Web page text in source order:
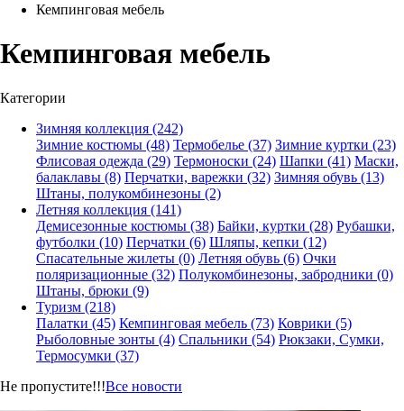
Кемпинговая мебель
Кемпинговая мебель
Категории
Зимняя коллекция (242)
Зимние костюмы (48) Термобелье (37) Зимние куртки (23)
Флисовая одежда (29) Термоноски (24) Шапки (41) Маски,
балаклавы (8) Перчатки, варежки (32) Зимняя обувь (13)
Штаны, полукомбинезоны (2)
Летняя коллекция (141)
Демисезонные костюмы (38) Байки, куртки (28) Рубашки,
футболки (10) Перчатки (6) Шляпы, кепки (12)
Спасательные жилеты (0) Летняя обувь (6) Очки
поляризационные (32) Полукомбинезоны, забродники (0)
Штаны, брюки (9)
Туризм (218)
Палатки (45) Кемпинговая мебель (73) Коврики (5)
Рыболовные зонты (4) Спальники (54) Рюкзаки, Сумки,
Термосумки (37)
Не пропустите!!!Все новости